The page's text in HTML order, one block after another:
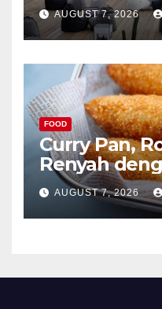
AUGUST 7, 2026
FOOD
Curry Pan,
Renyah
Menggoda
AUGUST 7, 2026